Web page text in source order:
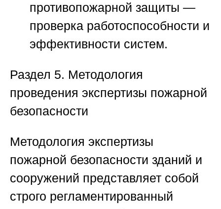
противопожарной защиты —
проверка работоспособности и
эффективности систем.
Раздел 5. Методология
проведения экспертизы пожарной
безопасности
Методология экспертизы
пожарной безопасности зданий и
сооружений представляет собой
строго регламентированный